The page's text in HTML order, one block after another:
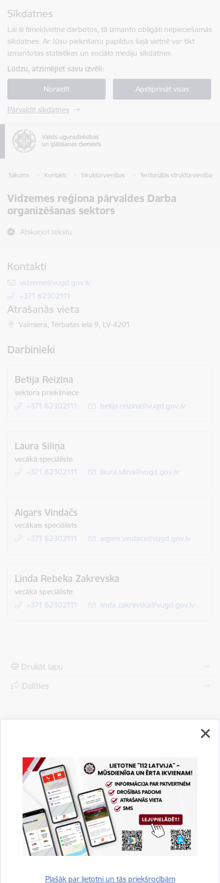
Sīkdatnes
Lai šī tīmekļvietne darbotos, tā izmanto obligāti nepieciešamās
sīkdatnes. Ar Jūsu piekrišanu papildus šajā vietnē var tikt
izmantotas statistikas un sociālo mediju sīkdatnes.
Lūdzu, atzīmējiet savu izvēli:
Noraidīt Apstiprināt visas
Pārvaldīt sīkdatnes
Sākums Kontakti Struktūrvienības Teritoriālās struktūrvienības
Vidzemes reģiona pārvaldes Darba
organizēšanas sektors
Atskaņot tekstu
Plašāk par lietotni un tās priekšrocībām
Kontakti
E-pasts:
vidzeme@vugd.gov.lv
+371 62302111
Atrašanās vieta
Valmiera, Tērbatas iela 9, LV-4201
Darbinieki
Betija Reiziņa
sektora priekšniece
+371 62302111
E-pasts:
betija.reizina@vugd.gov.lv
Laura Siliņa
vecākā speciāliste
+371 62302111
E-pasts:
laura.silina@vugd.gov.lv
Aigars Vindačs
vecākais speciālists
+371 62302111
E-pasts:
aigars.vindacs@vugd.gov.lv
Linda Rebeka Zakrevska
vecākā speciāliste
+371 62302111
E-pasts:
linda.zakrevska@vugd.gov.lv
Drukāt lapu
Dalīties
Vai šī informācija bija noderīga?